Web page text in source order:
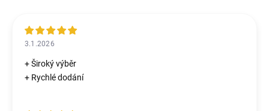
3.1.2026
+ Široký výběr
+ Rychlé dodání